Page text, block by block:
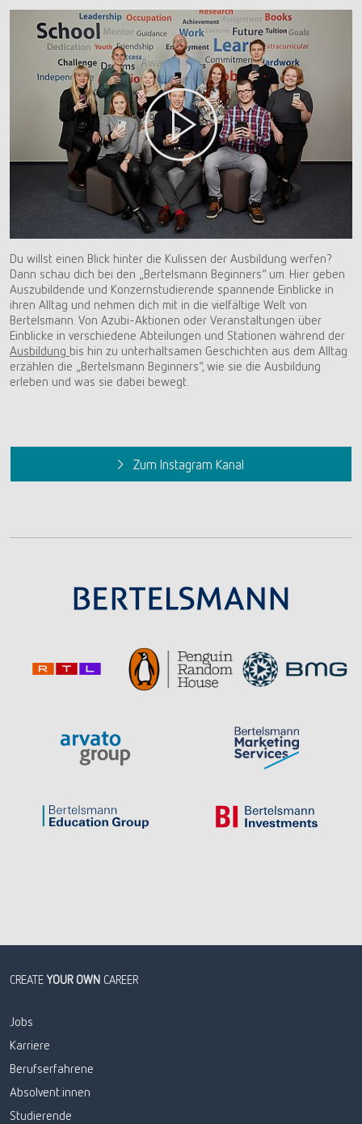
Du willst einen Blick hinter die Kulissen der Ausbildung werfen?
Dann schau dich bei den „Bertelsmann Beginners“ um. Hier geben
Auszubildende und Konzernstudierende spannende Einblicke in
ihren Alltag und nehmen dich mit in die vielfältige Welt von
Bertelsmann. Von Azubi-Aktionen oder Veranstaltungen über
Einblicke in verschiedene Abteilungen und Stationen während der
Ausbildung bis hin zu unterhaltsamen Geschichten aus dem Alltag
erzählen die „Bertelsmann Beginners“, wie sie die Ausbildung
erleben und was sie dabei bewegt.
Zum Instagram Kanal
CREATE YOUR OWN CAREER
Jobs
Karriere
Berufserfahrene
Absolvent:innen
Studierende